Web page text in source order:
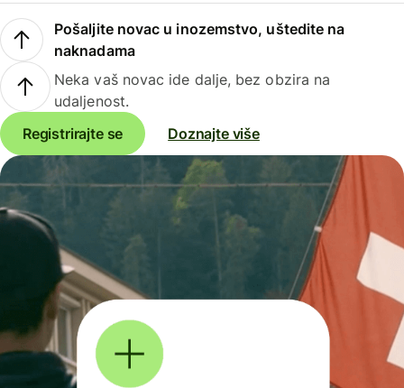
Pošaljite novac u inozemstvo, uštedite na
naknadama
Neka vaš novac ide dalje, bez obzira na
udaljenost.
Registrirajte se
Doznajte više